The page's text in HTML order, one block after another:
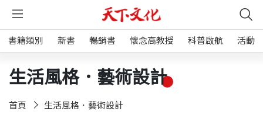
書籍類別 新書 暢銷書 懷念高教授 科普啟航 活動
生活風格．藝術設計
首頁 生活風格．藝術設計